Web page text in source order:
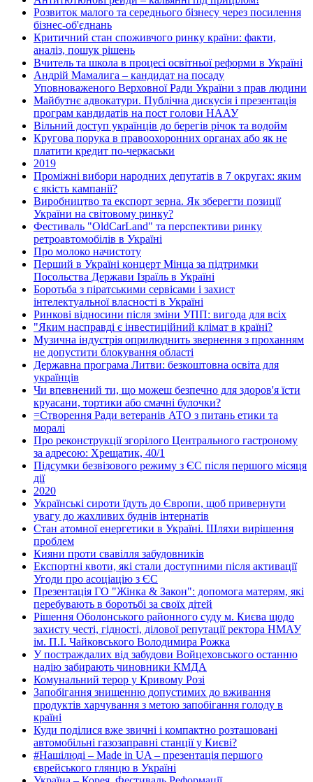
Розвиток малого та середнього бізнесу через посилення
бізнес-об'єднань
Критичний стан споживчого ринку країни: факти,
аналіз, пошук рішень
Вчитель та школа в процесі освітньої реформи в Україні
Андрій Мамалига – кандидат на посаду
Уповноваженого Верховної Ради України з прав людини
Майбутнє адвокатури. Публічна дискусія і презентація
програм кандидатів на пост голови НААУ
Вільний доступ українців до берегів річок та водойм
Кругова порука в правоохоронних органах або як не
платити кредит по-черкаськи
2019
Проміжні вибори народних депутатів в 7 округах: яким
є якість кампанії?
Виробництво та експорт зерна. Як зберегти позиції
України на світовому ринку?
Фестиваль "OldCarLand" та перспективи ринку
ретроавтомобілів в Україні
Про молоко начистоту
Перший в Україні концерт Мінца за підтримки
Посольства Держави Ізраїль в Україні
Боротьба з піратськими сервісами і захист
інтелектуальної власності в Україні
Ринкові відносини після зміни УПП: вигода для всіх
"Яким насправді є інвестиційний клімат в країні?
Музична індустрія оприлюднить звернення з проханням
не допустити блокування області
Державна програма Литви: безкоштовна освіта для
українців
Чи впевнений ти, що можеш безпечно для здоров'я їсти
круасани, тортики або смачні булочки?
=Створення Ради ветеранів АТО з питань етики та
моралі
Про реконструкції згорілого Центрального гастроному
за адресою: Хрещатик, 40/1
Підсумки безвізового режиму з ЄС після першого місяця
дії
2020
Українські сироти їдуть до Європи, щоб привернути
увагу до жахливих буднів інтернатів
Стан атомної енергетики в Україні. Шляхи вирішення
проблем
Кияни проти свавілля забудовників
Експортні квоти, які стали доступними після активації
Угоди про асоціацію з ЄС
Презентація ГО "Жінка & Закон": допомога матерям, які
перебувають в боротьбі за своїх дітей
Рішення Оболонського районного суду м. Києва щодо
захисту честі, гідності, ділової репутації ректора НМАУ
ім. П.І. Чайковського Володимира Рожка
У постраждалих від забудови Войцеховського останню
надію забирають чиновники КМДА
Комунальний терор у Кривому Розі
Запобігання знищенню допустимих до вживання
продуктів харчування з метою запобігання голоду в
країні
Куди поділися вже звичні і компактно розташовані
автомобільні газозаправні станції у Києві?
#Нашілюді – Made in UA – презентація першого
єврейського глянцю в Україні